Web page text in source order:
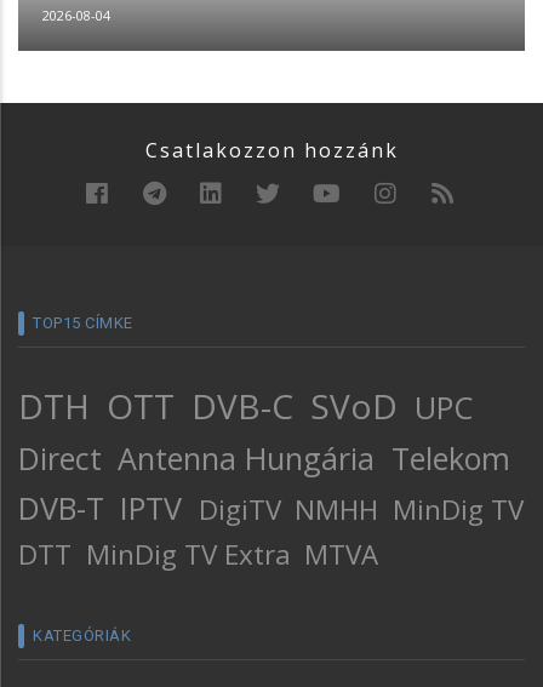
2026-08-04
Csatlakozzon hozzánk
TOP15 CÍMKE
DTH OTT DVB-C SVoD UPC
Direct Antenna Hungária Telekom
DVB-T IPTV DigiTV NMHH MinDig TV
DTT MinDig TV Extra MTVA
KATEGÓRIÁK